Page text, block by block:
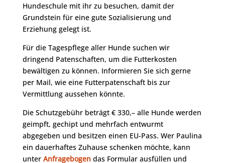
Hundeschule mit ihr zu besuchen, damit der
Grundstein für eine gute Sozialisierung und
Erziehung gelegt ist.
Für die Tagespflege aller Hunde suchen wir
dringend Patenschaften, um die Futterkosten
bewältigen zu können. Informieren Sie sich gerne
per Mail, wie eine Futterpatenschaft bis zur
Vermittlung aussehen könnte.
Die Schutzgebühr beträgt € 330,– alle Hunde werden
geimpft, gechipt und mehrfach entwurmt
abgegeben und besitzen einen EU-Pass. Wer Paulina
ein dauerhaftes Zuhause schenken möchte, kann
unter Anfragebogendas Formular ausfüllen und